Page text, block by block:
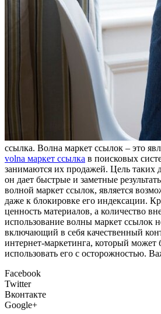
ссылкa. Волна маркет ссылок – это
volna маркет ссылка в поисковых
занимаются их продажей. Цель таких
он дает быстрые и заметные
волной маркет ссылок, является
даже к блокировке его индексации.
ценность материалов, а количество
использование волны маркет ссылок
включающий в себя качественный
интернет-маркетинга, который
использовать его с осторожностью.
Facebook
Twitter
Вконтакте
Google+